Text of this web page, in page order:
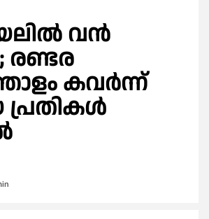
വൻ
രണ്ടര
കവര്‍ന്ന്
പ്രതികള്‍